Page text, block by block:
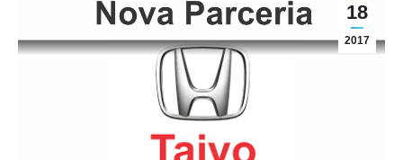
18
2017